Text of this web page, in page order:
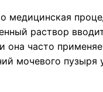
медицинская
раствор
она часто
мочевого